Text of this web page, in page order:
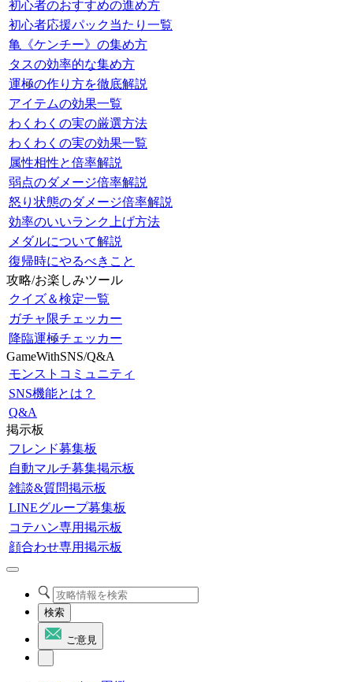
初心者のおすすめの進め方
初心者応援パック当たり一覧
亀《ケンチー》の集め方
タスの効率的な集め方
運極の作り方を徹底解説
アイテムの効果一覧
わくわくの実の厳選方法
わくわくの実の効果一覧
属性相性と倍率解説
弱点のダメージ倍率解説
怒り状態のダメージ倍率解説
効率のいいランク上げ方法
メダルについて解説
復帰時にやるべきこと
攻略/お楽しみツール
クイズ＆検定一覧
ガチャ限チェッカー
降臨運極チェッカー
GameWithSNS/Q&A
モンストコミュニティ
SNS機能とは？
Q&A
掲示板
フレンド募集板
自動マルチ募集掲示板
雑談&質問掲示板
LINEグループ募集板
コテハン専用掲示板
顔合わせ専用掲示板
検索
ご意見